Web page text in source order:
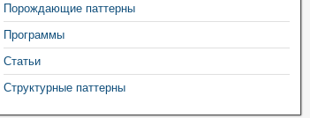
Порождающие паттерны
Программы
Статьи
Структурные паттерны